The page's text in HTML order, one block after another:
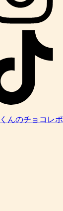
んのチョコレポ